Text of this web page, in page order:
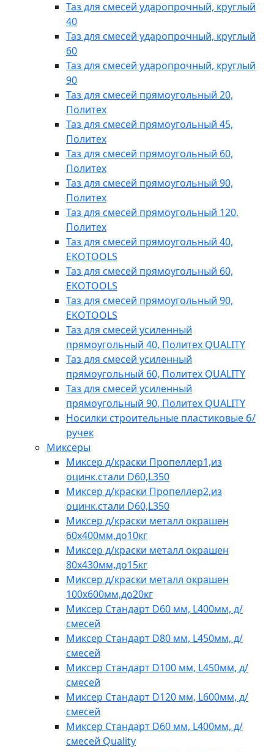
Таз для смесей ударопрочный, круглый
40
Таз для смесей ударопрочный, круглый
60
Таз для смесей ударопрочный, круглый
90
Таз для смесей прямоугольный 20,
Политех
Таз для смесей прямоугольный 45,
Политех
Таз для смесей прямоугольный 60,
Политех
Таз для смесей прямоугольный 90,
Политех
Таз для смесей прямоугольный 120,
Политех
Таз для смесей прямоугольный 40,
EKOTOOLS
Таз для смесей прямоугольный 60,
EKOTOOLS
Таз для смесей прямоугольный 90,
EKOTOOLS
Таз для смесей усиленный
прямоугольный 40, Политех QUALITY
Таз для смесей усиленный
прямоугольный 60, Политех QUALITY
Таз для смесей усиленный
прямоугольный 90, Политех QUALITY
Носилки строительные пластиковые б/
ручек
Миксеры
Миксер д/краски Пропеллер1,из
оцинк.стали D60,L350
Миксер д/краски Пропеллер2,из
оцинк.стали D60,L350
Миксер д/краски металл окрашен
60х400мм,до10кг
Миксер д/краски металл окрашен
80х430мм,до15кг
Миксер д/краски металл окрашен
100х600мм,до20кг
Миксер Стандарт D60 мм, L400мм, д/
смесей
Миксер Стандарт D80 мм, L450мм, д/
смесей
Миксер Стандарт D100 мм, L450мм, д/
смесей
Миксер Стандарт D120 мм, L600мм, д/
смесей
Миксер Стандарт D60 мм, L400мм, д/
смесей Quality